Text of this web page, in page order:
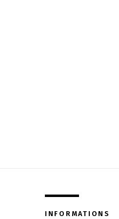
INFORMATIONS